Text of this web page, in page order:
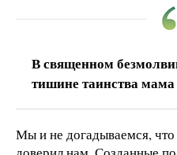
В священном
тишине таинства
Мы и не догадываемся,